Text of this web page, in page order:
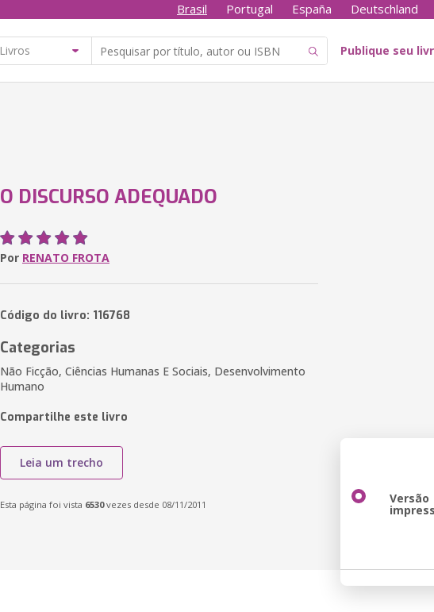
Brasil Portugal España Deutschland
Publique seu
O DISCURSO ADEQUADO
Por RENATO FROTA
Código do livro: 116768
Categorias
Não Ficção, Ciências Humanas E Sociais, Desenvolvimento
Humano
Compartilhe este livro
Leia um trecho
Esta página foi vista 6530vezes desde 08/11/2011 Versão